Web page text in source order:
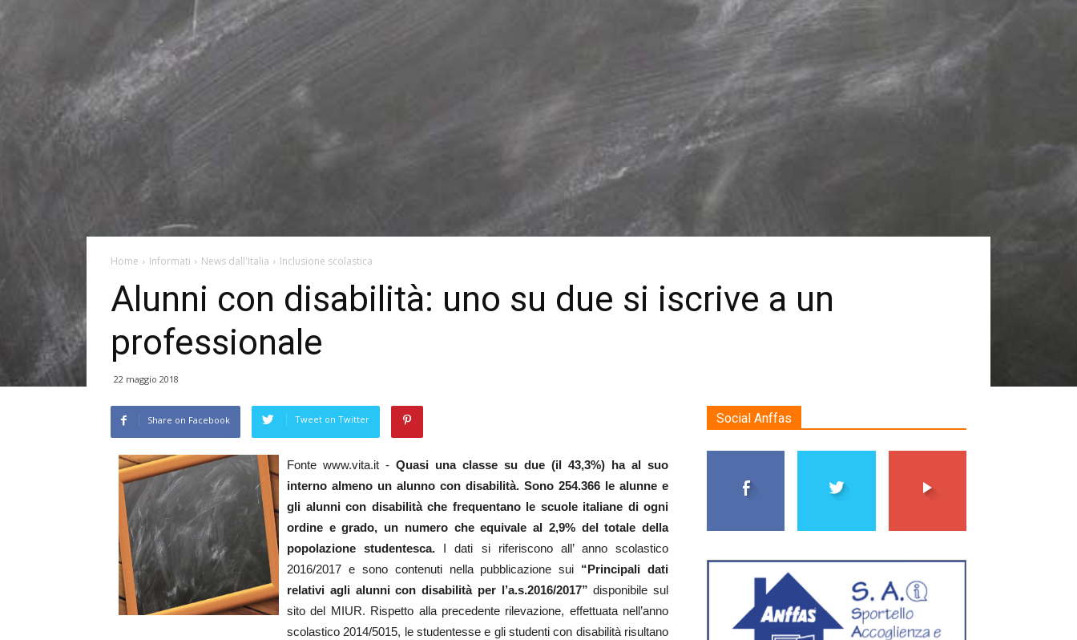
Home Informati News dall'Italia Inclusione scolastica
Alunni con disabilità: uno su due si iscrive a un
professionale
22 maggio 2018
Share on Facebook Tweet on Twitter
Fonte www.vita.it - Quasi una classe su due (il 43,3%) ha al suo
interno almeno un alunno con disabilità. Sono 254.366 le alunne e
gli alunni con disabilità che frequentano le scuole italiane di ogni
ordine e grado, un numero che equivale al 2,9% del totale della
popolazione studentesca. I dati si riferiscono all’ anno scolastico
2016/2017 e sono contenuti nella pubblicazione sui “Principali dati
relativi agli alunni con disabilità per l’a.s.2016/2017”disponibile sul
sito del MIUR. Rispetto alla precedente rilevazione, effettuata nell’anno
scolastico 2014/5015, le studentesse e gli studenti con disabilità risultano
Social Anffas